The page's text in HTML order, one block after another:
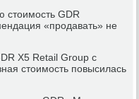
стоимость GDR
«продавать» не
X5 Retail Group с
стоимость повысилась